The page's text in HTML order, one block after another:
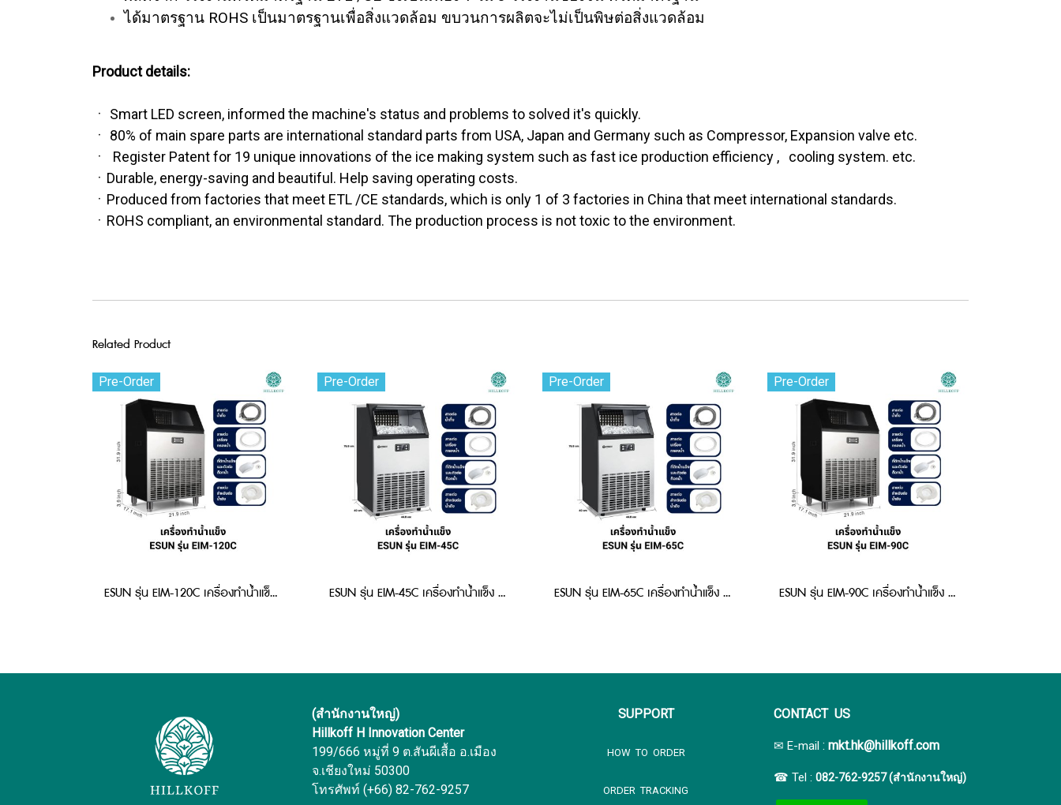
ได้มาตรฐาน ROHS เป็นมาตรฐานเพื่อสิ่งแวดล้อม ขบวนการผลิตจะไม่เป็นพิษต่อสิ่งแวดล้อม
Product details:
ㆍ Smart LED screen, informed the machine's status and problems to solved it's quickly.
ㆍ 80% of main spare parts are international standard parts from USA, Japan and Germany such as Compressor, Expansion valve etc.
ㆍ Register Patent for 19 unique innovations of the ice making system such as fast ice production efficiency , cooling system. etc.
ㆍDurable, energy-saving and beautiful. Help saving operating costs.
ㆍProduced from factories that meet ETL /CE standards, which is only 1 of 3 factories in China that meet international standards.
ㆍROHS compliant, an environmental standard. The production process is not toxic to the environment.
Related Product
Pre-Order
ESUN รุ่น EIM-120C เครื่องทำน้ำแข็ง แบบสี่เหลี่ยม
Pre-Order
ESUN รุ่น EIM-45C เครื่องทำน้ำแข็ง แบบสี่เหลี่ยม
Pre-Order
ESUN รุ่น EIM-65C เครื่องทำน้ำแข็ง แบบสี่เหลี่ยม
Pre-Order
ESUN รุ่น EIM-90C เครื่องทำน้ำแข็ง แบบสี่เหลี่ยม
(สำนักงานใหญ่)
Hillkoff H Innovation Center
199/666 หมู่ที่ 9 ต.สันผีเสื้อ อ.เมือง
จ.เชียงใหม่ 50300
โทรศัพท์ (+66) 82-762-9257
SUPPORT
HOW TO ORDER
ORDER TRACKING
CONTACT US
✉ E-mail : mkt.hk@hillkoff.com
☎ Tel : 082-762-9257 (สำนักงานใหญ่)